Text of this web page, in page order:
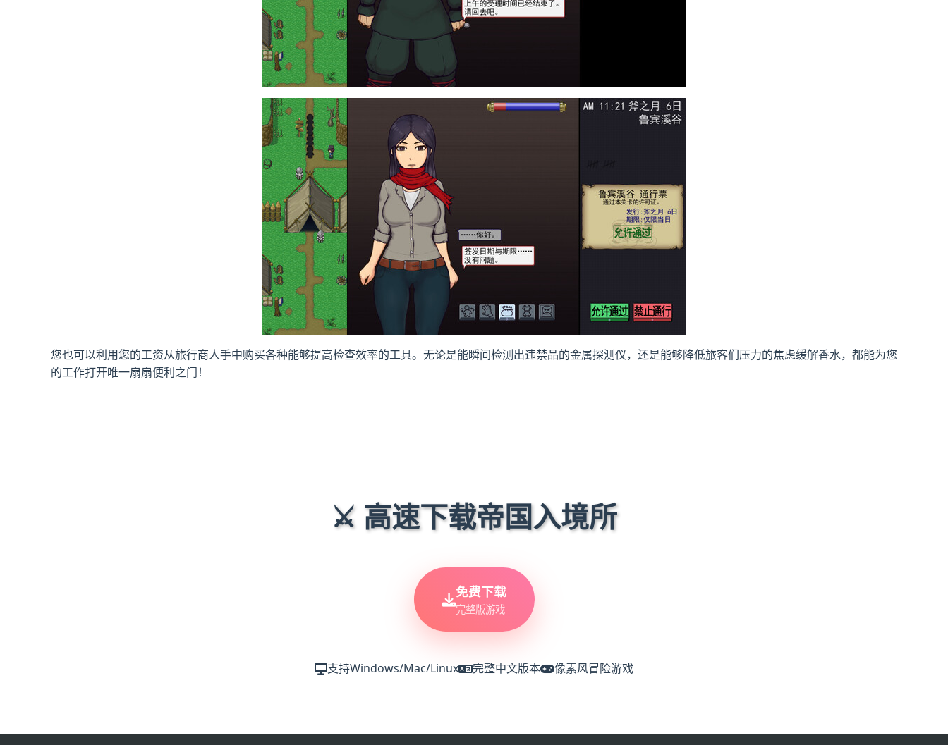
您也可以利用您的工资从旅行商人手中购买各种能够提高检查效率的工具。无论是能瞬间检测出违禁品的金属探测仪，还是能够降低旅客们压力的焦虑缓解香水，都能为您
的工作打开唯一扇扇便利之门！
⚔️ 高速下载帝国入境所
免费下载
完整版游戏
支持Windows/Mac/Linux 完整中文版本 像素风冒险游戏